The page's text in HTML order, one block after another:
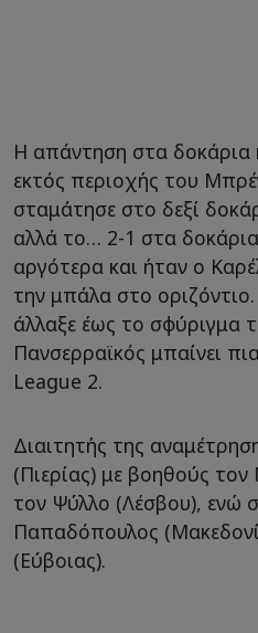
Η απάντηση στα δοκάρια
εκτός περιοχής του
σταμάτησε στο δεξί
αλλά το… 2-1 στα δοκάρια
αργότερα και ήταν ο
την μπάλα στο οριζόντιο.
άλλαξε έως το σφύριγμα
Πανσερραϊκός μπαίνει
League 2.
Διαιτητής της
(Πιερίας) με βοηθούς τον
τον Ψύλλο (Λέσβου), ενώ
Παπαδόπουλος
(Εύβοιας).